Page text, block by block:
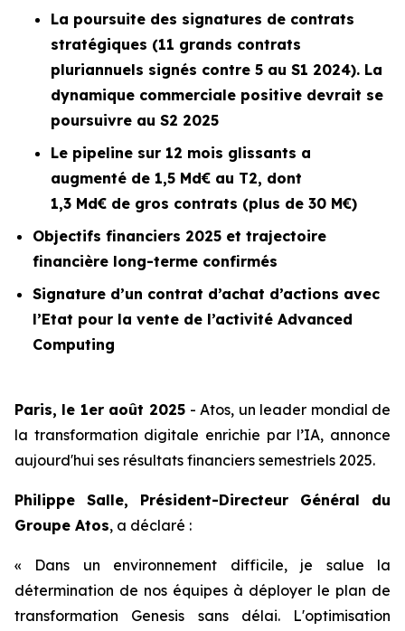
La poursuite des signatures de contrats
stratégiques (11 grands contrats
pluriannuels signés contre 5 au S1 2024). La
dynamique commerciale positive devrait se
poursuivre au S2 2025
Le pipeline sur 12 mois glissants a
augmenté de 1,5 Md€ au T2, dont
1,3 Md€ de gros contrats (plus de 30 M€)
Objectifs financiers 2025 et trajectoire
financière long-terme confirmés
Signature d’un contrat d’achat d’actions avec
l’Etat pour la vente de l’activité Advanced
Computing
Paris, le 1er août 2025 - Atos, un leader mondial de
la transformation digitale enrichie par l’IA, annonce
aujourd'hui ses résultats financiers semestriels 2025.
Philippe Salle, Président-Directeur Général du
Groupe Atos, a déclaré :
« Dans un environnement difficile, je salue la
détermination de nos équipes à déployer le plan de
transformation Genesis sans délai. L'optimisation